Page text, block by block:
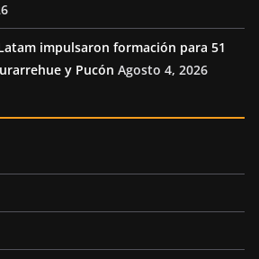
impulsaron formación para 51
y Pucón Agosto 4, 2026